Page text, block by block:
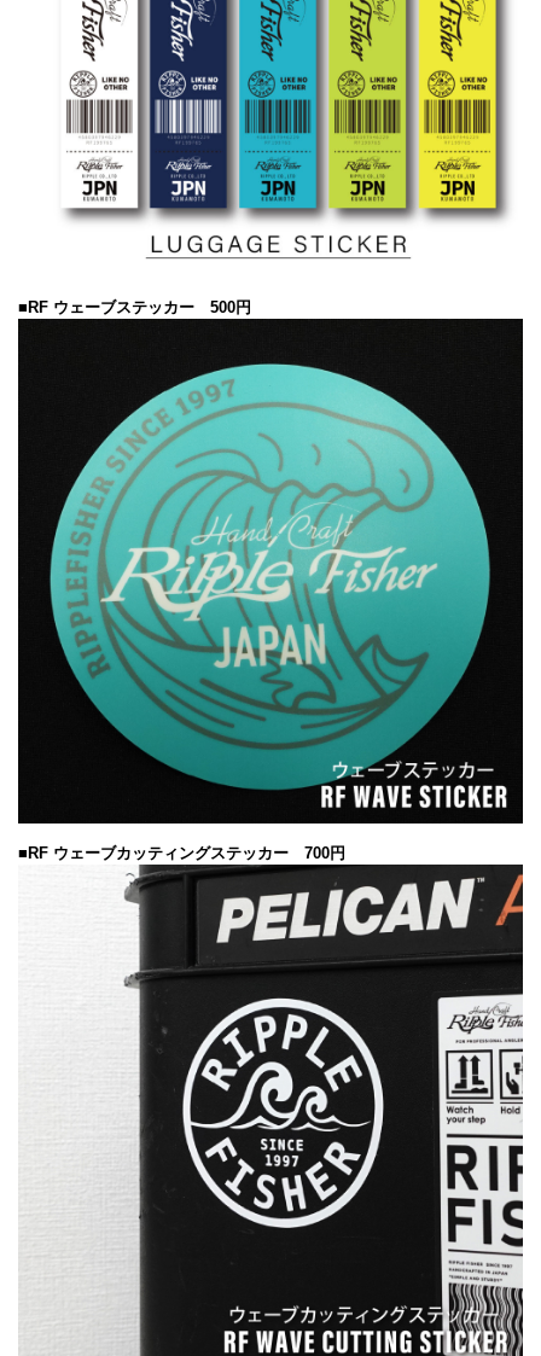
■RF ウェーブステッカー 500円
■RF ウェーブカッティングステッカー 700円